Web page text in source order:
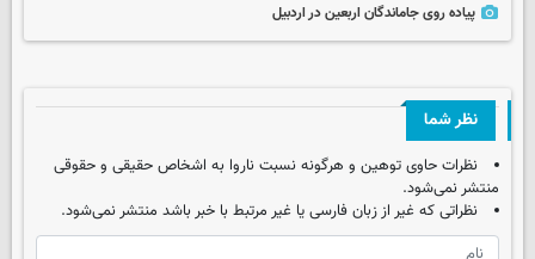
پیاده روی جاماندگان اربعین در اردبیل
نظر شما
نظرات حاوی توهین و هرگونه نسبت ناروا به اشخاص حقیقی و حقوقی
منتشر نمی‌شود.
نظراتی که غیر از زبان فارسی یا غیر مرتبط با خبر باشد منتشر نمی‌شود.